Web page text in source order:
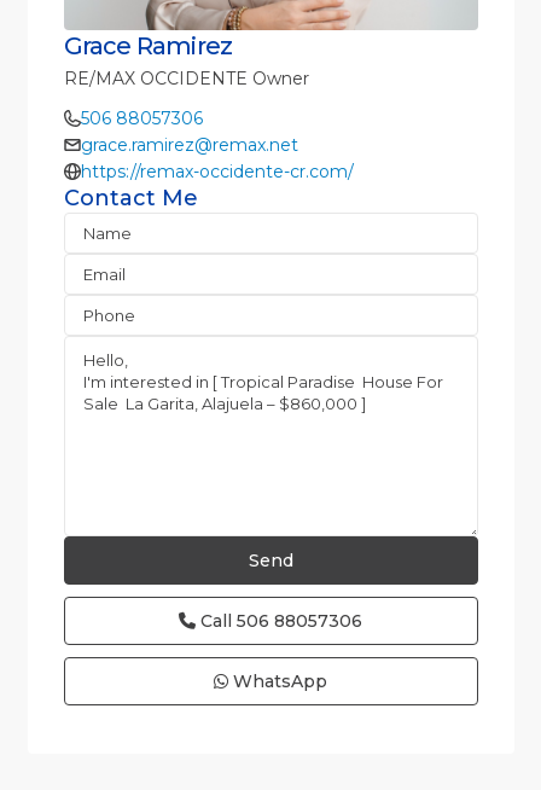
Grace Ramirez
RE/MAX OCCIDENTE Owner
506 88057306
grace.ramirez@remax.net
https://remax-occidente-cr.com/
Contact Me
Call 506 88057306
WhatsApp